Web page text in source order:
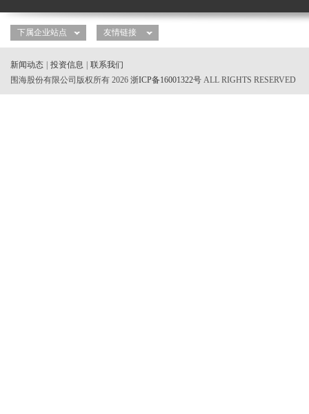
新闻动态 投资信息
联系我们
围海股份有限公司版权所有 2026 浙ICP备16001322号 ALL RIGHTS RESERVED